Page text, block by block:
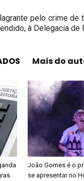
pelo crime de
à Delegacia
Mais do
João Gomes é o
se apresentar no